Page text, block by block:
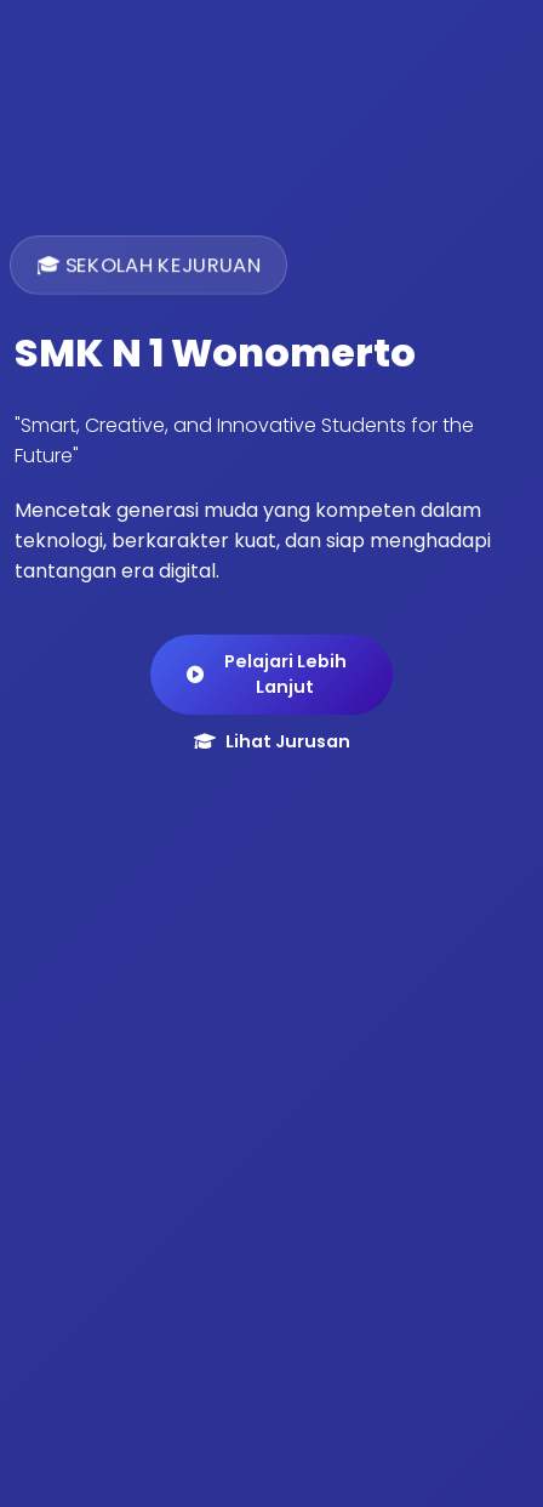
🎓 SEKOLAH KEJURUAN
SMK N 1 Wonomerto
"Smart, Creative, and Innovative Students for the
Future"
Mencetak generasi muda yang kompeten dalam
teknologi, berkarakter kuat, dan siap menghadapi
tantangan era digital.
Pelajari Lebih
Lanjut
Lihat Jurusan